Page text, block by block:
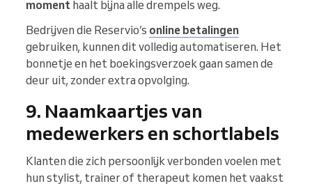
moment haalt bijna alle drempels weg.
Bedrijven die Reservio’s online betalingen
gebruiken, kunnen dit volledig automatiseren. Het
bonnetje en het boekingsverzoek gaan samen de
deur uit, zonder extra opvolging.
9. Naamkaartjes van
medewerkers en schortlabels
Klanten die zich persoonlijk verbonden voelen met
hun stylist, trainer of therapeut komen het vaakst